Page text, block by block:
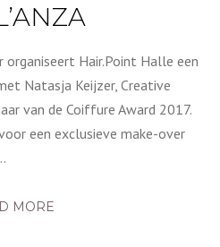
organiseert Hair.Point Halle een
Natasja Keijzer, Creative
van de Coiffure Award 2017.
een exclusieve make-over
MORE